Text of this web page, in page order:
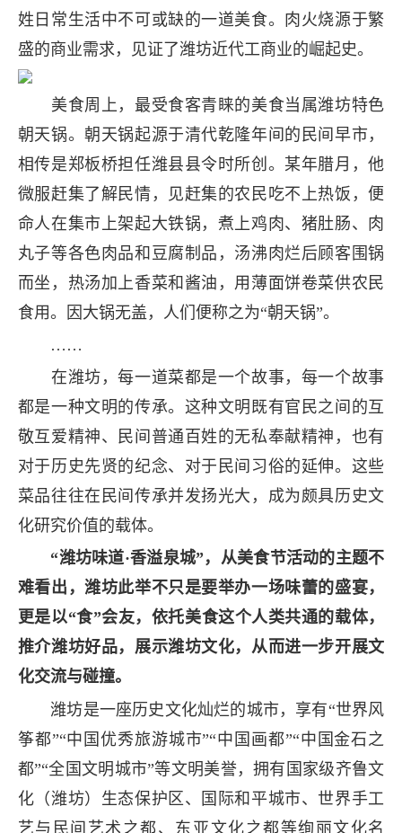
姓日常生活中不可或缺的一道美食。肉火烧源于繁
盛的商业需求，见证了潍坊近代工商业的崛起史。
美食周上，最受食客青睐的美食当属潍坊特色
朝天锅。朝天锅起源于清代乾隆年间的民间早市，
相传是郑板桥担任潍县县令时所创。某年腊月，他
微服赶集了解民情，见赶集的农民吃不上热饭，便
命人在集市上架起大铁锅，煮上鸡肉、猪肚肠、肉
丸子等各色肉品和豆腐制品，汤沸肉烂后顾客围锅
而坐，热汤加上香菜和酱油，用薄面饼卷菜供农民
食用。因大锅无盖，人们便称之为“朝天锅”。
……
在潍坊，每一道菜都是一个故事，每一个故事
都是一种文明的传承。这种文明既有官民之间的互
敬互爱精神、民间普通百姓的无私奉献精神，也有
对于历史先贤的纪念、对于民间习俗的延伸。这些
菜品往往在民间传承并发扬光大，成为颇具历史文
化研究价值的载体。
“潍坊味道·香溢泉城”，从美食节活动的主题不
难看出，潍坊此举不只是要举办一场味蕾的盛宴，
更是以“食”会友，依托美食这个人类共通的载体，
推介潍坊好品，展示潍坊文化，从而进一步开展文
化交流与碰撞。
潍坊是一座历史文化灿烂的城市，享有“世界风
筝都”“中国优秀旅游城市”“中国画都”“中国金石之
都”“全国文明城市”等文明美誉，拥有国家级齐鲁文
化（潍坊）生态保护区、国际和平城市、世界手工
艺与民间艺术之都、东亚文化之都等绚丽文化名